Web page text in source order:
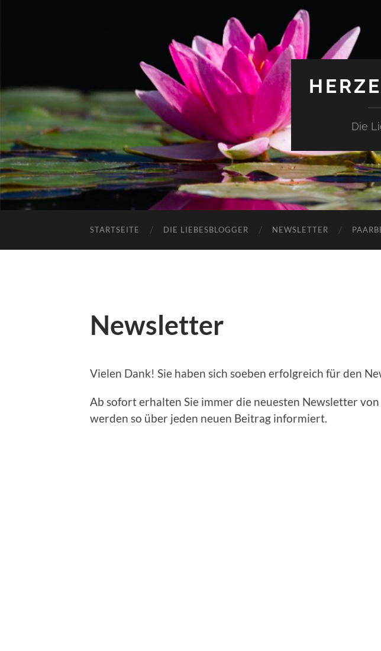
Die
STARTSEITE DIE LIEBESBLOGGER NEWSLETTER
Newsletter
Vielen Dank! Sie haben sich soeben erfolgreich für den
Ab sofort erhalten Sie immer die neuesten Newsletter von
werden so über jeden neuen Beitrag informiert.